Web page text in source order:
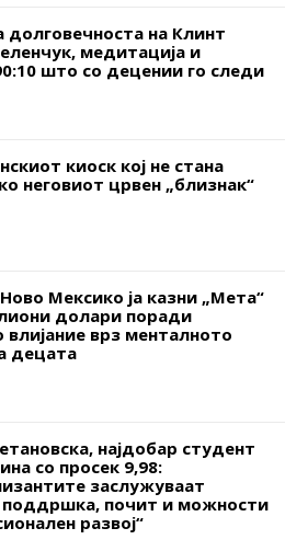
долговечноста на Клинт
медитација и
што со децении го следи
киоск кој не стана
неговиот црвен „близнак“
Мексико ја казни „Мета“
долари поради
врз менталното
децата
најдобар студент
со просек 9,98:
заслужуваат
поддршка, почит и можности
развој“